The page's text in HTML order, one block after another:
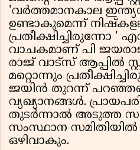
'വർത്തമാനകാല
ഉണ്ടാകുമെന്ന്
പ്രതീക്ഷിച്ചിരുന്നോ '
വാചകമാണ് പി
രാജ് വാട്സ് ആപ്പിൽ
മറ്റൊന്നും
ജയിൻ തുറന്ന്
വ്യഖ്യാനങ്ങൾ.
തുടർന്നാൽ അടുത്ത
സംസ്ഥാന
ഒഴിവാകും.